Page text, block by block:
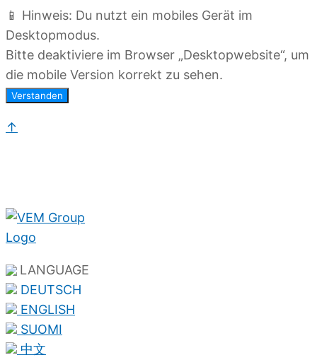
📱 Hinweis: Du nutzt ein mobiles Gerät im
Desktopmodus.
Bitte deaktiviere im Browser „Desktopwebsite“, um
die mobile Version korrekt zu sehen.
Verstanden
↑
LANGUAGE
DEUTSCH
ENGLISH
SUOMI
中文